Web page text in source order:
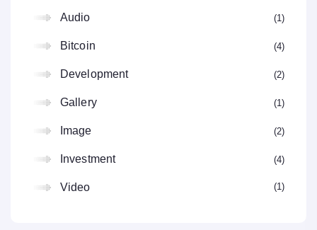
Audio 1
Bitcoin 4
Development 2
Gallery 1
Image 2
Investment 4
Video 1